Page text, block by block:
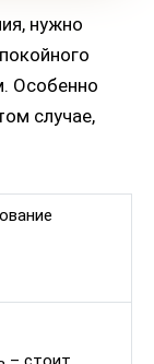
нужно
Особенно
случае,